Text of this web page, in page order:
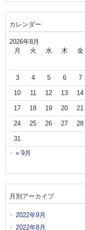
カレンダー
2026年8月
月 火 水 木 金
3 4 5 6 7
10 11 12 13 14
17 18 19 20 21
24 25 26 27 28
31
« 9月
月別アーカイブ
2022年9月
2022年8月